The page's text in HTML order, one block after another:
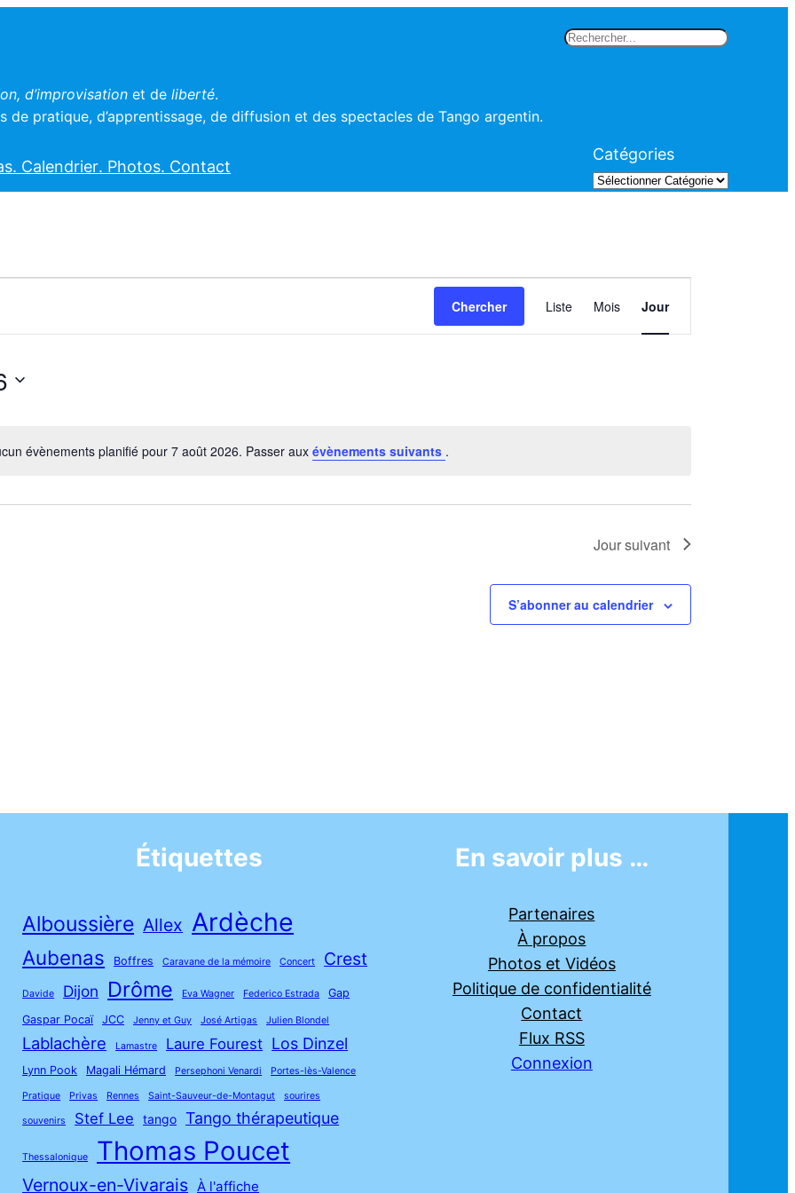
Rechercher
d’improvisation et deliberté.
de pratique, d’apprentissage, de diffusion et des spectacles de Tango argentin.
. Calendrier. Photos. Contact
Catégories
Notice
évènements planifié pour 7 août 2026. Passer aux évènements suivants .
Chercher
Navigation
de
Liste Mois Jour
Jour suivant
S’abonner au calendrier
Étiquettes
Alboussière Allex Ardèche
Aubenas Boffres Caravane de la mémoire Concert Crest
Davide Dijon Drôme Eva Wagner Federico Estrada
Gap
Gaspar Pocaï
JCC Jenny et Guy José Artigas Julien Blondel
Lablachère Lamastre Laure Fourest Los Dinzel
Lynn Pook Magali Hémard Persephoni Venardi Portes-lès-Valence
Pratique Privas Rennes Saint-Sauveur-de-Montagut sourires
souvenirs Stef Lee tango Tango thérapeutique
Thessalonique Thomas Poucet
Vernoux-en-Vivarais À l'affiche
En savoir plus …
Partenaires
À propos
Photos et Vidéos
Politique de confidentialité
Contact
Flux RSS
Connexion